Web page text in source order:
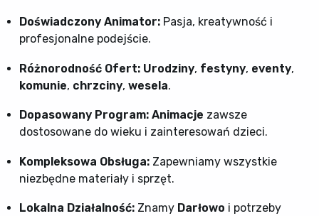
Doświadczony Animator: Pasja, kreatywność i
profesjonalne podejście.
Różnorodność Ofert: Urodziny, festyny, eventy,
komunie, chrzciny,wesela.
Dopasowany Program: Animacje zawsze
dostosowane do wieku i zainteresowań dzieci.
Kompleksowa Obsługa: Zapewniamy wszystkie
niezbędne materiały i sprzęt.
Lokalna Działalność: Znamy Darłowo i potrzeby